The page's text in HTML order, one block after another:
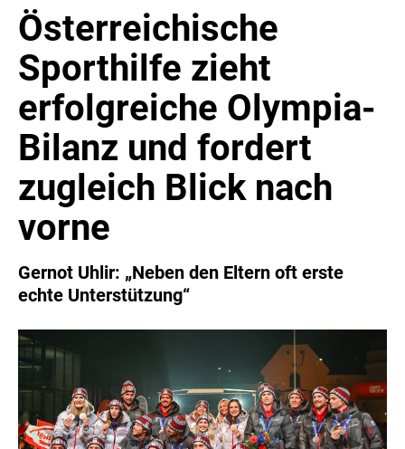
COCA-COLA
COCA-COLA HBC ÖSTERREICH
RÖMERQUELLE
ÖSTERREICHISCHE SPORTHILFE
KESCH
BARFLY'S CLUB
SPORTS MEDIA AUSTRIA
RECYCLEMICH-INITIATIVE
VIER HOCH VIER
ALFIES
WILHELM-EXNER-MEDAILLEN STIFTUNG
EWP RECYCLING PFAND ÖSTERREICH
ANNEMARIE CHARITY
Österreichische
Sporthilfe zieht
erfolgreiche Olympia-
Bilanz und fordert
zugleich Blick nach
vorne
Gernot Uhlir: „Neben den Eltern oft erste
echte Unterstützung“